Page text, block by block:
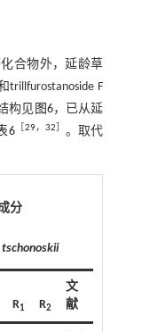
合物外，延龄草
trillfurostanoside F
构见 图6，已从延
6 29， 32
。取代
分
R1 R2
文
献